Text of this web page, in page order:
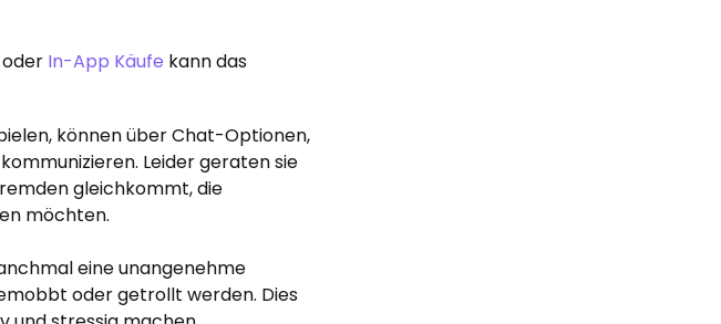
In-App Käufe kann das
können über Chat-Optionen,
Leider geraten sie
gleichkommt, die
möchten.
eine unangenehme
oder getrollt werden. Dies